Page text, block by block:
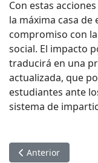
Con estas
la máxima casa
compromiso con
social. El impacto
traducirá en una
actualizada, que
estudiantes ante
sistema de
Artículo anterior: LA
Anterior